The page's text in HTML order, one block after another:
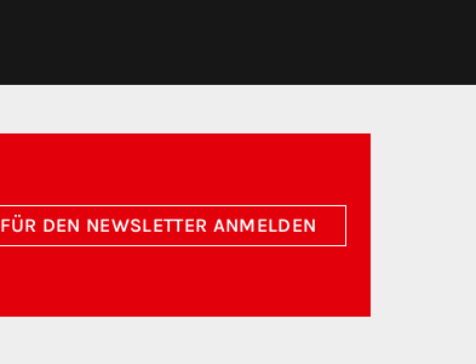
FÜR DEN NEWSLETTER ANMELDEN